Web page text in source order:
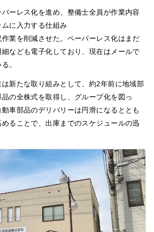
ーレス化を進め、整備士全員が作業内容
に入力する仕組み
業を削減させた。ペーパーレス化はまだ
なども電子化しており、現在はメールで
。
新たな取り組みとして、約2年前に地域部
の全株式を取得し、グループ化を図っ
車部品のデリバリーは円滑になるととも
ることで、出庫までのスケジュールの迅